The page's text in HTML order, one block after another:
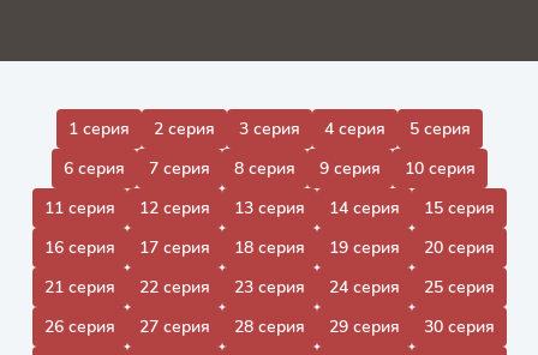
1 серия 2 серия 3 серия 4 серия
5 серия
6 серия
7 серия 8 серия 9 серия
10 серия
11 серия
12 серия 13 серия 14 серия
15 серия
16 серия
17 серия 18 серия 19 серия
20 серия
21 серия
22 серия 23 серия 24 серия
25 серия
26 серия
27 серия 28 серия 29 серия 30 серия